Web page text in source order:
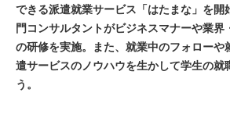
できる派遣就業サービス「はたまな」を開
門コンサルタントがビジネスマナーや業界
の研修を実施。また、就業中のフォローや
遣サービスのノウハウを生かして学生の就
う。